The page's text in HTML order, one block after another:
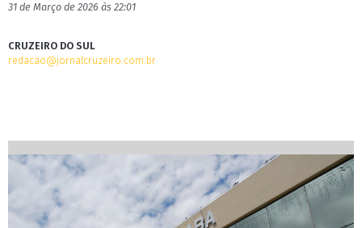
31 de Março de 2026 às 22:01
CRUZEIRO DO SUL
redacao@jornalcruzeiro.com.br